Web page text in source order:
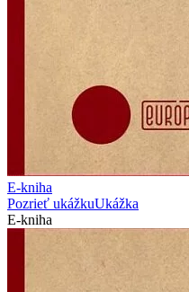
E-kniha
Pozrieť ukážkuUkážka
E-kniha